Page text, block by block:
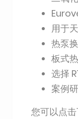
用于
热泵
板式
选择
案例
您可以点